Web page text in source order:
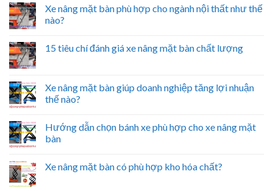
Xe nâng mặt bàn phù hợp cho ngành nội thất như thế
nào?
15 tiêu chí đánh giá xe nâng mặt bàn chất lượng
Xe nâng mặt bàn giúp doanh nghiệp tăng lợi nhuận
thế nào?
Hướng dẫn chọn bánh xe phù hợp cho xe nâng mặt
bàn
Xe nâng mặt bàn có phù hợp kho hóa chất?